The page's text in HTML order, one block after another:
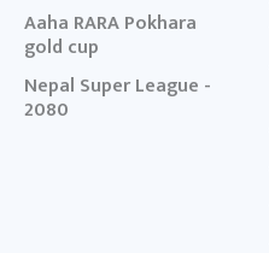
Aaha RARA Pokhara
gold cup
Nepal Super League -
2080